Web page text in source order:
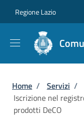
Regione Lazio
Briciole
Home / Servizi /
Iscrizione nel
prodotti DeCO